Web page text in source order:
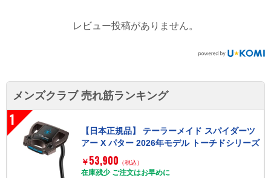
レビュー投稿がありません。
メンズクラブ 売れ筋ランキング
1
【日本正規品】 テーラーメイド スパイダーツ
アー X パター 2026年モデル トーチドシリーズ
トゥルーパス ダブルベンド 33インチ
￥ 53,900 （税込）
在庫残少 ご注文はお早めに